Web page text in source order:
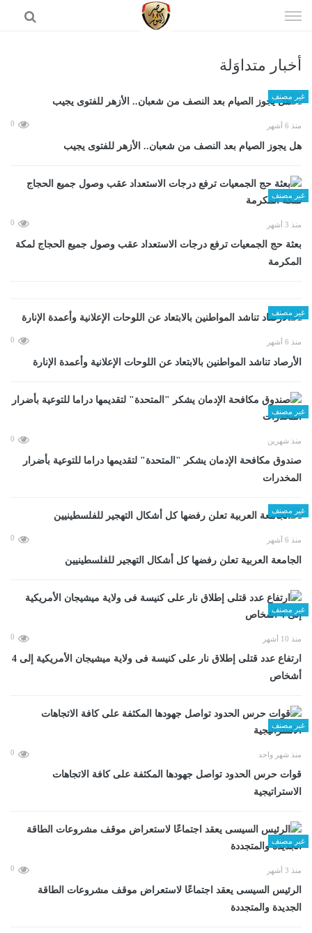
الى
أخبار متداوَلة
غير مصنف
منذ 6 أشهر 0
هل يجوز الصيام بعد النصف من شعبان.. الأزهر للفتوى يجيب
غير مصنف
منذ 3 أشهر 0
بعثة حج الجمعيات ترفع درجات الاستعداد عقب وصول جميع الحجاج لمكة
المكرمة
غير مصنف
منذ 6 أشهر 0
الأرصاد تناشد المواطنين بالابتعاد عن اللوحات الإعلانية وأعمدة الإنارة
غير مصنف
منذ شهرين 0
صندوق مكافحة الإدمان يشكر "المتحدة" لتقديمها دراما للتوعية بأضرار
المخدرات
غير مصنف
منذ 6 أشهر 0
الجامعة العربية تعلن رفضها كل أشكال التهجير للفلسطينيين
غير مصنف
منذ 10 أشهر 0
ارتفاع عدد قتلى إطلاق نار على كنيسة فى ولاية ميشيجان الأمريكية إلى 4
أشخاص
غير مصنف
منذ شهر واحد 0
قوات حرس الحدود تواصل جهودها المكثفة على كافة الاتجاهات
الاستراتيجية
غير مصنف
منذ 3 أشهر 0
الرئيس السيسى يعقد اجتماعًا لاستعراض موقف مشروعات الطاقة
الجديدة والمتجددة